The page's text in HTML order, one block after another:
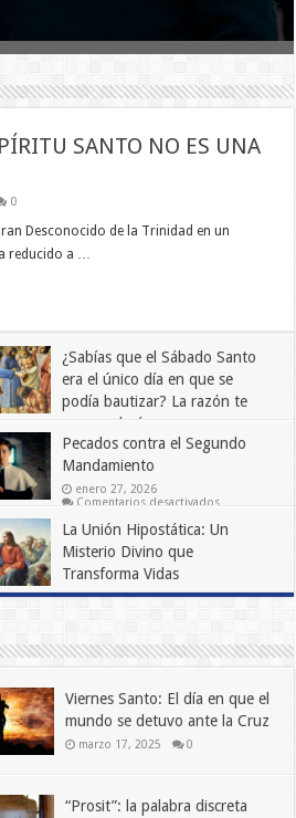
SANTO NO ES UNA
0
Desconocido de la Trinidad en un
reducido a …
¿Sabías que el Sábado Santo
era el único día en que se
podía bautizar? La razón te
sorprenderá
2025 0
Pecados contra el Segundo
Mandamiento
enero 27, 2026
Comentarios desactivadosen
contra
La Unión Hipostática: Un
Misterio Divino que
Transforma Vidas
15, 2024 0
Viernes Santo: El día en que el
mundo se detuvo ante la Cruz
marzo 17, 2025 0
“Prosit”: la palabra discreta